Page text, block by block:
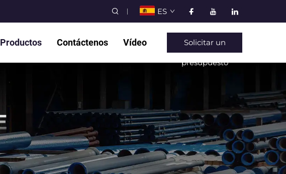
ES
Productos Contáctenos Vídeo Solicitar un
presupuesto